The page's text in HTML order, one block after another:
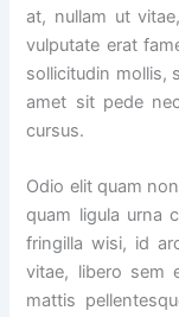
at, nullam ut
vulputate erat
sollicitudin mollis,
amet sit pede
cursus.
Odio elit quam
quam ligula urna
fringilla wisi, id
vitae, libero sem
mattis